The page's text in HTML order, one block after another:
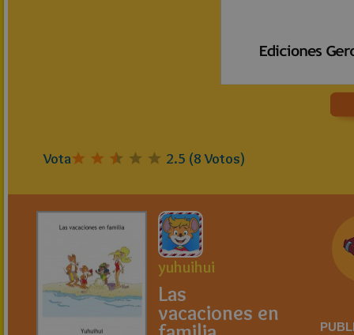
Vota 2.5 (8Votos)
yuhuihui
Las
vacaciones en